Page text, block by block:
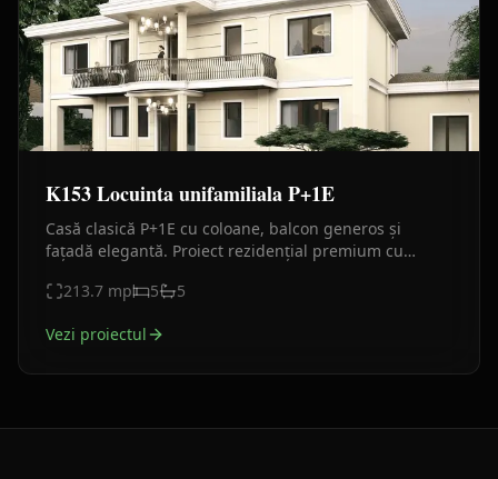
K153 Locuinta unifamiliala P+1E
Casă clasică P+1E cu coloane, balcon generos și
fațadă elegantă. Proiect rezidențial premium cu
213.7 mp 5 5
Vezi proiectul